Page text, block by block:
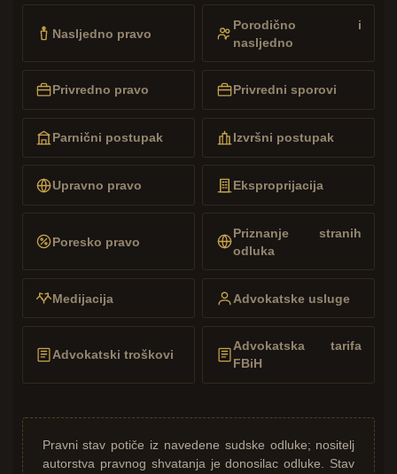
Nasljedno pravo
Porodično i
nasljedno
Privredno pravo Privredni sporovi
Parnični postupak Izvršni postupak
Upravno pravo Eksproprijacija
Poresko pravo
Priznanje stranih
odluka
Medijacija Advokatske usluge
Advokatski troškovi
Advokatska tarifa
FBiH
Pravni stav potiče iz navedene sudske odluke; nositelj
autorstva pravnog shvatanja je donosilac odluke. Stav